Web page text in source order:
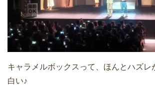
キャラメルボックスって、ほんとハズレ
白い♪